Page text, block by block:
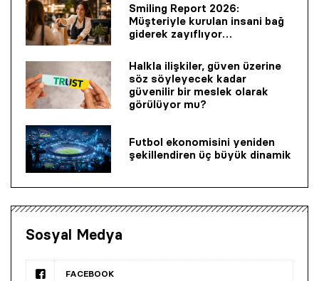
Smiling Report 2026:
Müşteriyle kurulan insani bağ
giderek zayıflıyor…
Halkla ilişkiler, güven üzerine
söz söyleyecek kadar
güvenilir bir mes­lek olarak
görülüyor mu?
Futbol ekonomisini yeniden
şekillendiren üç büyük dinamik
Sosyal Medya
FACEBOOK